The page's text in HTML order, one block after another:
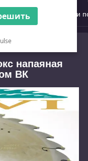
Оплата Умови
напаяная
ВК